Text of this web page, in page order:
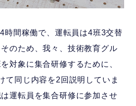
時間稼働で、運転員は4班3交替
のため、我々、技術教育グル
対象に集合研修するために、
て同じ内容を2回説明していま
運転員を集合研修に参加させ